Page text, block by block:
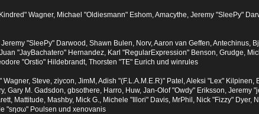
Wagner, Michael "Oldiesmann" Eshom, Amacythe, Jeremy "SleePy"
"SleePy" Darwood, Shawn Bulen, Norv, Aaron van Geffen, Antechinus,
"JayBachatero" Hernandez, Karl "RegularExpression" Benson, Grudge,
"Orstio" Hildebrandt, Thorsten "TE" Eurich und winrules
Steve, ziycon, JimM, Adish "(F.L.A.M.E.R)" Patel, Aleksi "Lex" Kilpinen,
Gary M. Gadsdon, gbsothere, Harro, Huw, Jan-Olof "Owdy" Eriksson, Jeremy
Mattitude, Mashby, Mick G., Michele "Illori" Davis, MrPhil, Nick "Fizzy" Dyer,
"sησω" Poulsen und xenovanis